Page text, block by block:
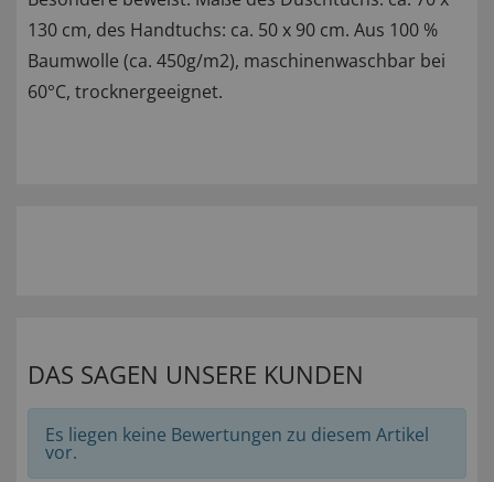
130 cm, des Handtuchs: ca. 50 x 90 cm. Aus 100 %
Baumwolle (ca. 450g/m2), maschinenwaschbar bei
60°C, trocknergeeignet.
DAS SAGEN UNSERE KUNDEN
Es liegen keine Bewertungen zu diesem Artikel
vor.